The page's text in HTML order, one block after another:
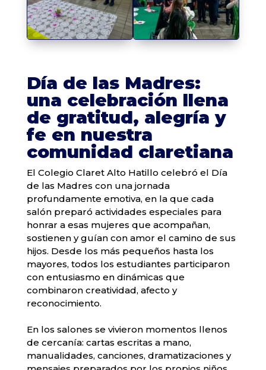
Día de las Madres:
una celebración llena
de gratitud, alegría y
fe en nuestra
comunidad claretiana
El Colegio Claret Alto Hatillo celebró el Día
de las Madres con una jornada
profundamente emotiva, en la que cada
salón preparó actividades especiales para
honrar a esas mujeres que acompañan,
sostienen y guían con amor el camino de sus
hijos. Desde los más pequeños hasta los
mayores, todos los estudiantes participaron
con entusiasmo en dinámicas que
combinaron creatividad, afecto y
reconocimiento.
En los salones se vivieron momentos llenos
de cercanía: cartas escritas a mano,
manualidades, canciones, dramatizaciones y